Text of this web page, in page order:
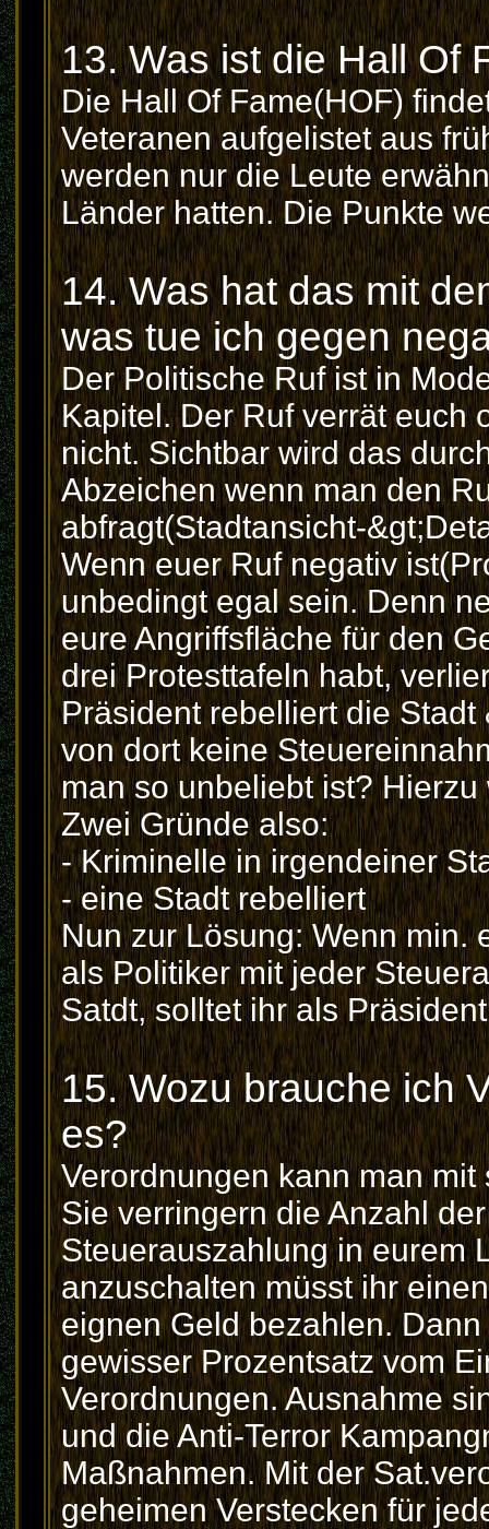
13. Was ist die Hall Of
Die Hall Of Fame(HOF)
Veteranen aufgelistet aus
werden nur die Leute
Länder hatten. Die Punkte
14. Was hat das mit
was tue ich gegen
Der Politische Ruf ist in
Kapitel. Der Ruf verrät euch
nicht. Sichtbar wird das
Abzeichen wenn man den
abfragt(Stadtansicht-
Wenn euer Ruf negativ
unbedingt egal sein. Denn
eure Angriffsfläche für den
drei Protesttafeln habt,
Präsident rebelliert die
von dort keine
man so unbeliebt ist?
Zwei Gründe also:
- Kriminelle in irgendeiner
- eine Stadt rebelliert
Nun zur Lösung: Wenn min.
als Politiker mit jeder
Satdt, solltet ihr als
15. Wozu brauche ich
es?
Verordnungen kann man
Sie verringern die Anzahl
Steuerauszahlung in eurem
anzuschalten müsst ihr
eignen Geld bezahlen.
gewisser Prozentsatz vom
Verordnungen. Ausnahme
und die Anti-Terror
Maßnahmen. Mit der
geheimen Verstecken für